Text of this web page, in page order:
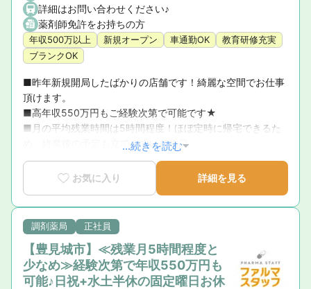
詳細はお問い合わせください♪
薬剤師免許をお持ちの方
年収500万以上 新規オープン 車通勤OK
教育研修充実
ブランクOK
■昨年新規開局したばかりの店舗です！綺麗な空間でお仕事
頂けます。
■高年収550万円もご経験次第で可能です★
■月の平均残業時間は5時間程度！ほぼ定時に帰宅できるた
め、終業後の予定も立てやすいです◎
...続きを読む
お気に入り 詳細を見る
調剤薬局 正社員
【豊見城市】≪残業月5時間程度と
少なめ≫経験次第で年収550万円も
可能♪日祝+水土半休の固定曜日お休